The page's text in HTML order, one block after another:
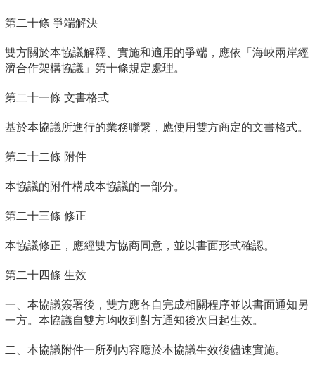
第二十條 爭端解決
雙方關於本協議解釋、實施和適用的爭端，應依「海峽兩岸經
濟合作架構協議」第十條規定處理。
第二十一條 文書格式
基於本協議所進行的業務聯繫，應使用雙方商定的文書格式。
第二十二條 附件
本協議的附件構成本協議的一部分。
第二十三條 修正
本協議修正，應經雙方協商同意，並以書面形式確認。
第二十四條 生效
一、本協議簽署後，雙方應各自完成相關程序並以書面通知另
一方。本協議自雙方均收到對方通知後次日起生效。
二、本協議附件一所列內容應於本協議生效後儘速實施。